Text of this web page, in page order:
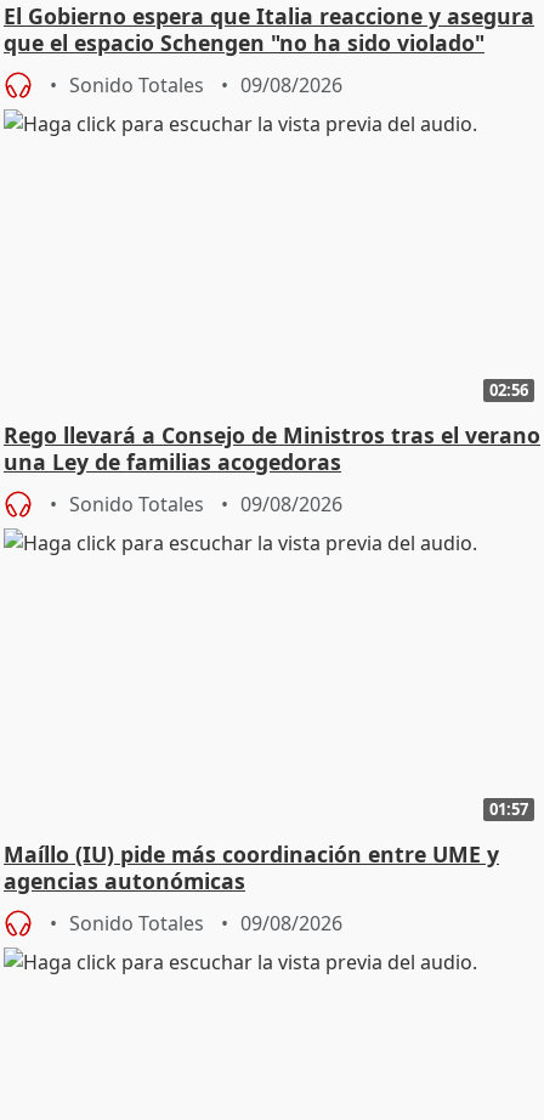
El Gobierno espera que Italia reaccione y asegura
que el espacio Schengen "no ha sido violado"
Sonido Totales 09/08/2026
02:56
Rego llevará a Consejo de Ministros tras el verano
una Ley de familias acogedoras
Sonido Totales 09/08/2026
01:57
Maíllo (IU) pide más coordinación entre UME y
agencias autonómicas
Sonido Totales 09/08/2026